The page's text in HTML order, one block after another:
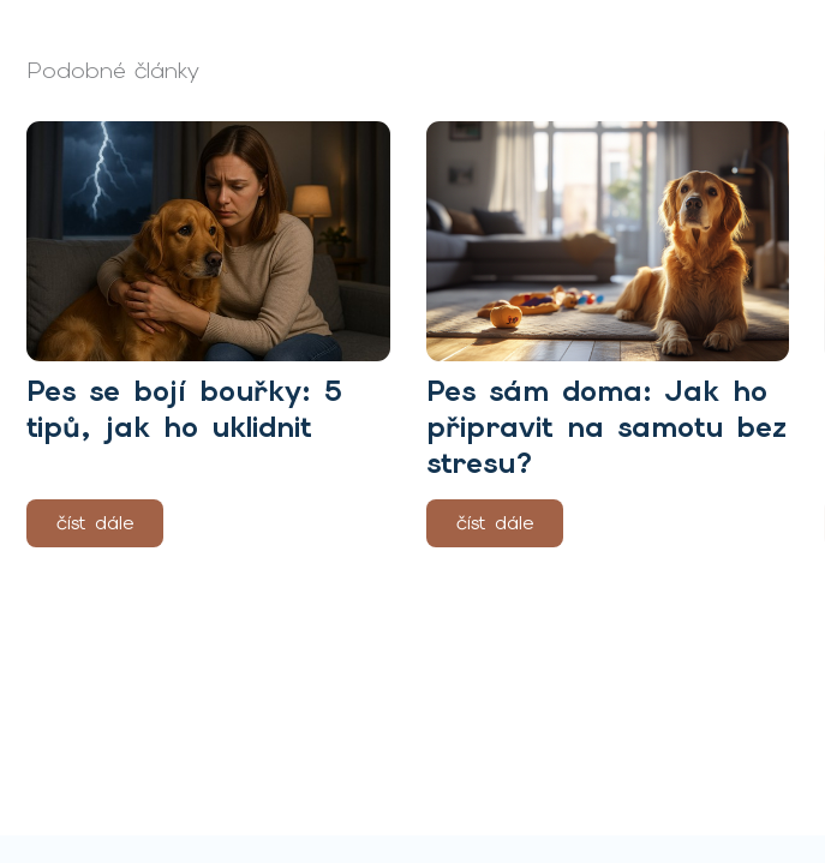
Podobné články
Pes se bojí bouřky: 5
tipů, jak ho uklidnit
číst dále
Pes sám doma: Jak ho
připravit na samotu bez
stresu?
číst dále